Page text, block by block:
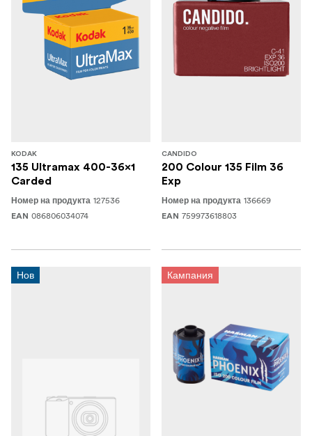
KODAK
135 Ultramax 400-36x1
Carded
Номер на продукта 127536
EAN 086806034074
CANDIDO
200 Colour 135 Film 36
Exp
Номер на продукта 136669
EAN 759973618803
Нов Кампания